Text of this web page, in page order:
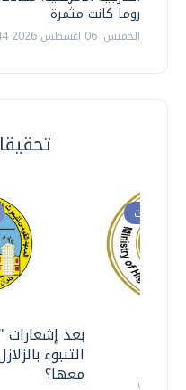
روما كانت مثمرة
الخميس، 06 اغسطس 2026 08:44 م
بعد
التنبوء
معها؟
وحوارات